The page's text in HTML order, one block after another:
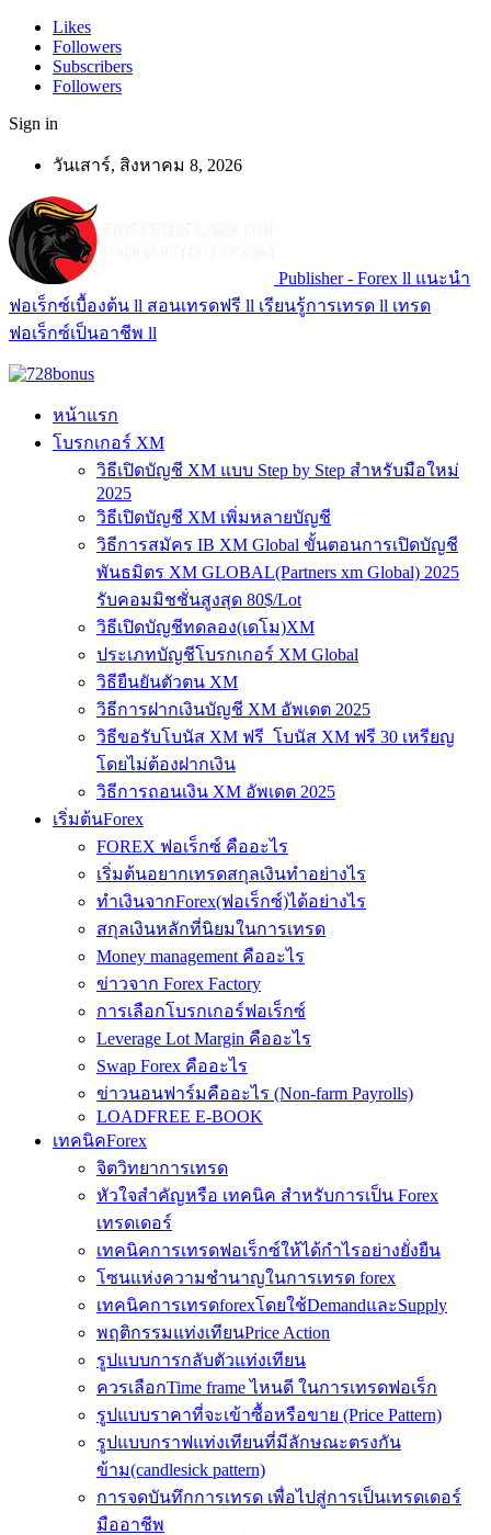
Likes
Followers
Subscribers
Followers
Sign in
วันเสาร์, สิงหาคม 8, 2026
Publisher - Forex ll แนะนำ
ฟอเร็กซ์เบื้องต้น ll สอนเทรดฟรี ll เรียนรู้การเทรด ll เทรด
ฟอเร็กซ์เป็นอาชีพ ll
หน้าแรก
โบรกเกอร์ XM
วิธีเปิดบัญชี XM แบบ Step by Step สำหรับมือใหม่
2025
วิธีเปิดบัญชี XM เพิ่มหลายบัญชี
วิธีการสมัคร IB XM Global ขั้นตอนการเปิดบัญชี
พันธมิตร XM GLOBAL(Partners xm Global) 2025
รับคอมมิชชั่นสูงสุด 80$/Lot
วิธีเปิดบัญชีทดลอง(เดโม)XM
ประเภทบัญชีโบรกเกอร์ XM Global
วิธียืนยันตัวตน XM
วิธีการฝากเงินบัญชี XM อัพเดต 2025
วิธีขอรับโบนัส XM ฟรี โบนัส XM ฟรี 30 เหรียญ
โดยไม่ต้องฝากเงิน
วิธีการถอนเงิน XM อัพเดต 2025
เริ่มต้นForex
FOREX ฟอเร็กซ์ คืออะไร
เริ่มต้นอยากเทรดสกุลเงินทำอย่างไร
ทำเงินจากForex(ฟอเร็กซ์)ได้อย่างไร
สกุลเงินหลักที่นิยมในการเทรด
Money management คืออะไร
ข่าวจาก Forex Factory
การเลือกโบรกเกอร์ฟอเร็กซ์
Leverage Lot Margin คืออะไร
Swap Forex คืออะไร
ข่าวนอนฟาร์มคืออะไร (Non-farm Payrolls)
LOADFREE E-BOOK
เทคนิคForex
จิตวิทยาการเทรด
หัวใจสำคัญหรือ เทคนิค สำหรับการเป็น Forex
เทรดเดอร์
เทคนิคการเทรดฟอเร็กซ์ให้ได้กำไรอย่างยั่งยืน
โซนแห่งความชำนาญในการเทรด forex
เทคนิคการเทรดforexโดยใช้DemandและSupply
พฤติกรรมแท่งเทียนPrice Action
รูปแบบการกลับตัวแท่งเทียน
ควรเลือกTime frame ไหนดี ในการเทรดฟอเร็ก
รูปแบบราคาที่จะเข้าซื้อหรือขาย (Price Pattern)
รูปแบบกราฟแท่งเทียนที่มีลักษณะตรงกัน
ข้าม(candlesick pattern)
การจดบันทึกการเทรด เพื่อไปสู่การเป็นเทรดเดอร์
มืออาชีพ